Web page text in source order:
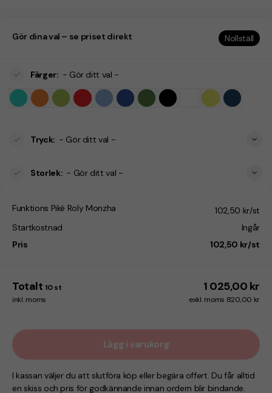
Gör dina val – se priset direkt Nollställ
Färger: - Gör ditt val -
Tryck: - Gör ditt val -
Storlek: - Gör ditt val -
Funktions Piké Roly Monzha
102,50 kr/st
Startkostnad
Ingår
Pris
102,50 kr/st
Totalt 10 st 1 025,00 kr
inkl. moms exkl. moms 820,00 kr
Lägg i varukorg
I kassan väljer du att slutföra köp eller begära offert. Du får alltid
en skiss och pris för godkännande innan ordern blir bindande.